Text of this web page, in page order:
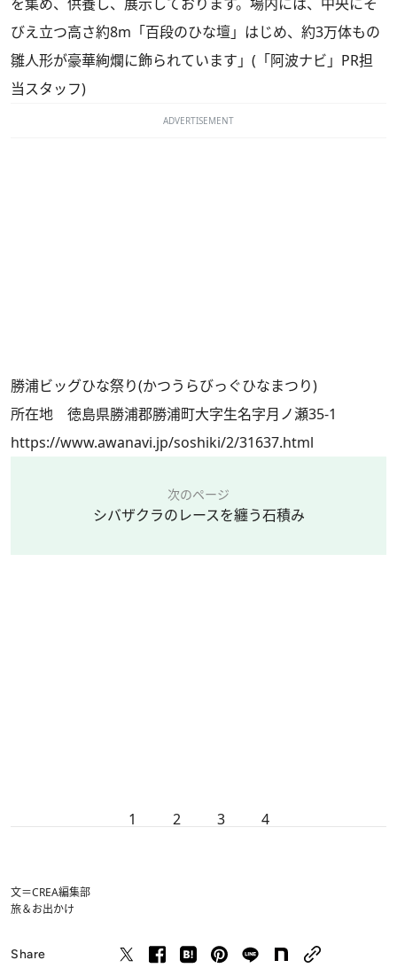
びえ立つ高さ約8m「百段のひな壇」はじめ、約3万体もの
雛人形が豪華絢爛に飾られています」(「阿波ナビ」PR担
当スタッフ)
ADVERTISEMENT
勝浦ビッグひな祭り(かつうらびっぐひなまつり)
所在地 徳島県勝浦郡勝浦町大字生名字月ノ瀬35-1
https://www.awanavi.jp/soshiki/2/31637.html
次のページ
シバザクラのレースを纏う石積み
1 2 3 4
文＝CREA編集部
旅＆お出かけ
Share